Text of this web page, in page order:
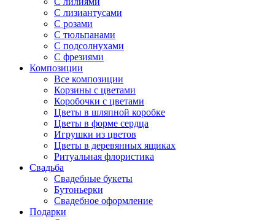
С лизиантусами
С розами
С тюльпанами
С подсолнухами
С фрезиями
Композиции
Все композиции
Корзины с цветами
Коробочки с цветами
Цветы в шляпной коробке
Цветы в форме сердца
Игрушки из цветов
Цветы в деревянных ящиках
Ритуальная флористика
Свадьба
Свадебные букеты
Бутоньерки
Свадебное оформление
Подарки